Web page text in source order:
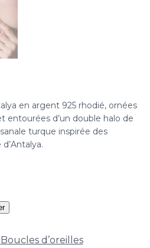
en argent 925 rhodié, ornées
entourées d’un double halo de
turque inspirée des
Boucles d’oreilles